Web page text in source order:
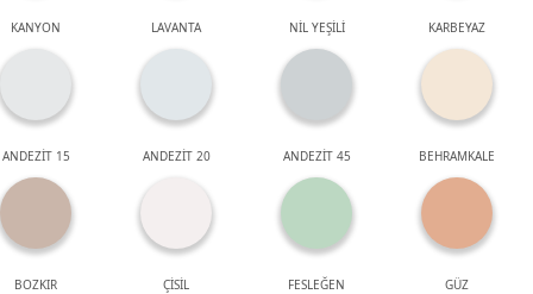
KANYON LAVANTA NİL YEŞİLİ KARBEYAZ
ANDEZİT 15 ANDEZİT 20 ANDEZİT 45 BEHRAMKALE
BOZKIR ÇİSİL FESLEĞEN GÜZ